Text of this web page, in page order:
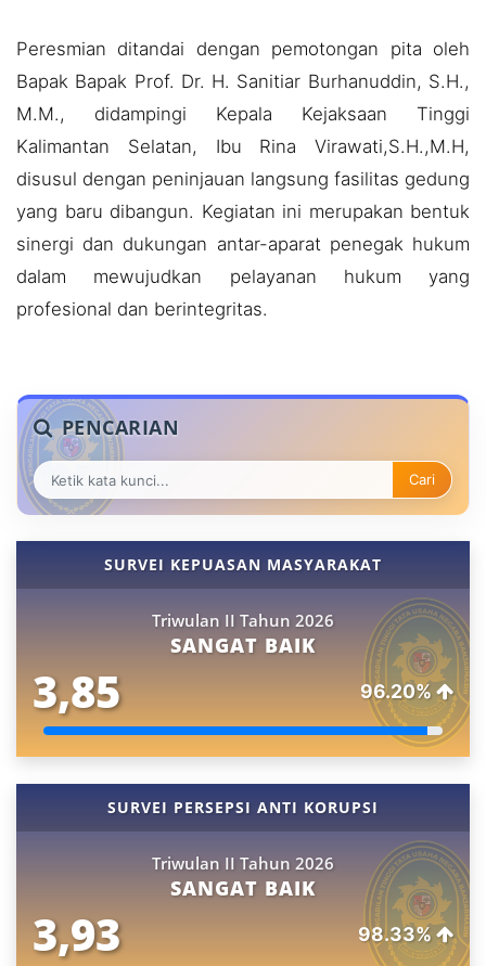
Peresmian ditandai dengan pemotongan pita oleh
Bapak Bapak Prof. Dr. H. Sanitiar Burhanuddin, S.H.,
M.M., didampingi Kepala Kejaksaan Tinggi
Kalimantan Selatan, Ibu Rina Virawati,S.H.,M.H,
disusul dengan peninjauan langsung fasilitas gedung
yang baru dibangun. Kegiatan ini merupakan bentuk
sinergi dan dukungan antar-aparat penegak hukum
dalam mewujudkan pelayanan hukum yang
profesional dan berintegritas.
PENCARIAN
Cari
SURVEI KEPUASAN MASYARAKAT
Triwulan II Tahun 2026
SANGAT BAIK
3,85 96.20%
SURVEI PERSEPSI ANTI KORUPSI
Triwulan II Tahun 2026
SANGAT BAIK
3,93 98.33%